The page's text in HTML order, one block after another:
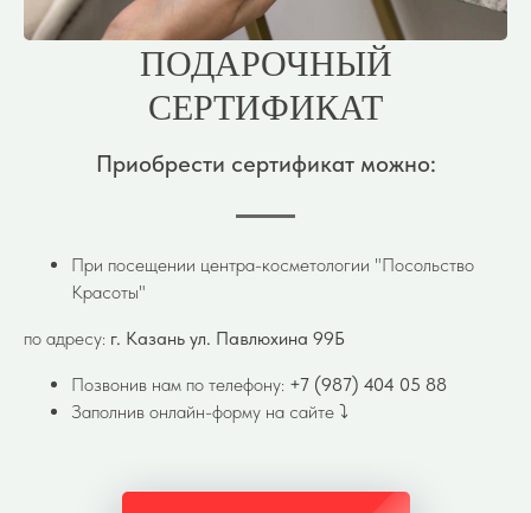
ПОДАРОЧНЫЙ
СЕРТИФИКАТ
Приобрести сертификат можно:
При посещении центра-косметологии "Посольство
Красоты"
по адресу: г. Казань ул. Павлюхина 99Б
Позвонив нам по телефону: +7 (987) 404 05 88
Заполнив онлайн-форму на сайте ⤵️